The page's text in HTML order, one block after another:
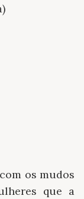
os mudos
que a